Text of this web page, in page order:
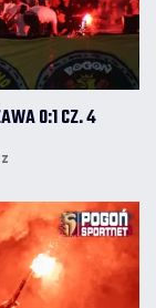
0:1 CZ. 4